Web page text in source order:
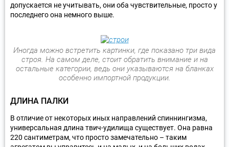
допускается не учитывать, они оба чувствительные, просто у
последнего она немного выше.
Иногда можно встретить картинки, где показано три вида
строя. На самом деле, стоит обратить внимание и на
остальные категории, ведь они указываются на бланках
особенно импортной продукции.
ДЛИНА ПАЛКИ
В отличие от некоторых иных направлений спиннингизма,
универсальная длина твич-удилища существует. Она равна
220 сантиметрам, что просто замечательно – таким